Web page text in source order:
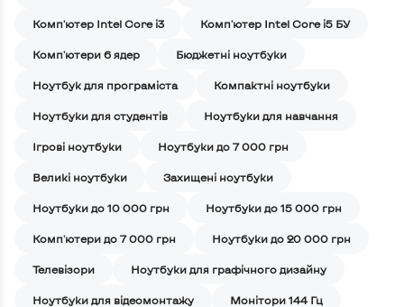
Комп'ютер Intel Core i3 Комп'ютер Intel Core i5 БУ
Комп'ютери 6 ядер Бюджетні ноутбуки
Ноутбук для програміста Компактні ноутбуки
Ноутбуки для студентів Ноутбуки для навчання
Iгрові ноутбуки Ноутбуки до 7 000 грн
Великі ноутбуки Захищені ноутбуки
Ноутбуки до 10 000 грн Ноутбуки до 15 000 грн
Комп'ютери до 7 000 грн Ноутбуки до 20 000 грн
Телевізори Ноутбуки для графічного дизайну
Ноутбуки для відеомонтажу Монітори 144 Гц